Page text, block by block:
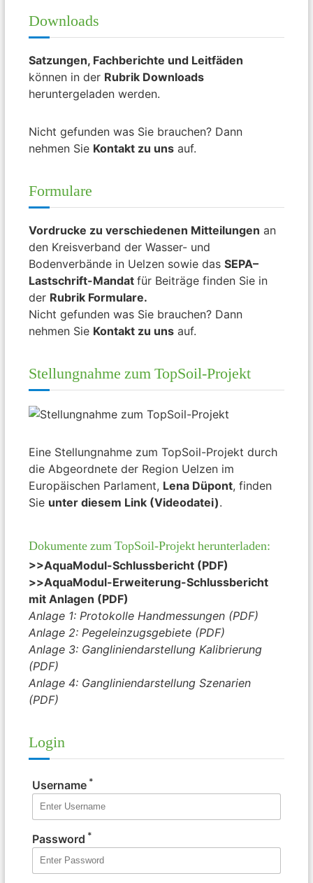
Downloads
Satzungen, Fachberichte und Leitfäden
können in der Rubrik Downloads
heruntergeladen werden.
Nicht gefunden was Sie brauchen? Dann
nehmen Sie Kontakt zu uns auf.
Formulare
Vordrucke zu verschiedenen Mitteilungen an
den Kreisverband der Wasser- und
Bodenverbände in Uelzen sowie dasSEPA–
Lastschrift-Mandatfür Beiträge finden Sie in
der Rubrik Formulare.
Nicht gefunden was Sie brauchen? Dann
nehmen Sie Kontakt zu uns auf.
Stellungnahme zum TopSoil-Projekt
Eine Stellungnahme zum TopSoil-Projekt durch
die Abgeordnete der Region Uelzen im
Europäischen Parlament, Lena Düpont, finden
Sie unter diesem Link (Videodatei).
Dokumente zum TopSoil-Projekt herunterladen:
>>AquaModul-Schlussbericht (PDF)
>>AquaModul-Erweiterung-Schlussbericht
mit Anlagen (PDF)
Anlage 1: Protokolle Handmessungen (PDF)
Anlage 2: Pegeleinzugsgebiete (PDF)
Anlage 3: Gangliniendarstellung Kalibrierung
(PDF)
Anlage 4: Gangliniendarstellung Szenarien
(PDF)
Login
Username *
Password *